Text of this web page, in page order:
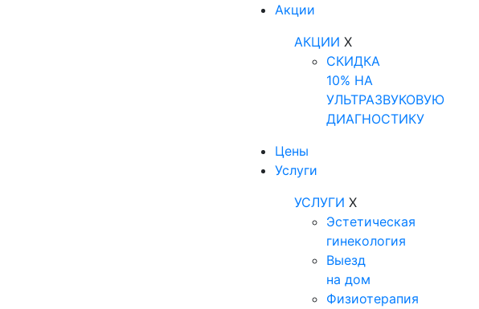
Акции
АКЦИИ X
СКИДКА
10% НА
УЛЬТРАЗВУКОВУЮ
ДИАГНОСТИКУ
Цены
Услуги
УСЛУГИ X
Эстетическая
гинекология
Выезд
на дом
Физиотерапия